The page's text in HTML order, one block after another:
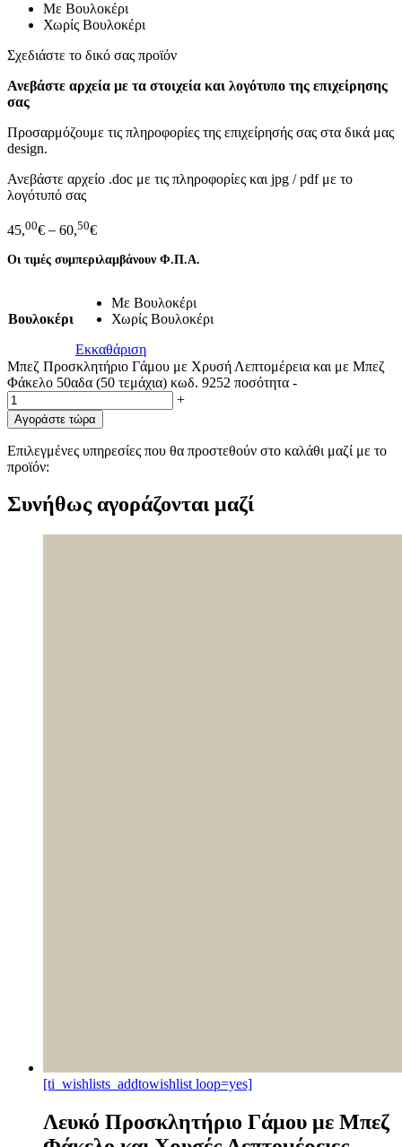
Με Βουλοκέρι
Χωρίς Βουλοκέρι
Σχεδιάστε το δικό σας προϊόν
Ανεβάστε αρχεία με τα στοιχεία και λογότυπο της επιχείρησης
σας
Προσαρμόζουμε τις πληροφορίες της επιχείρησής σας στα δικά μας
design.
Ανεβάστε αρχείο .doc με τις πληροφορίες και jpg / pdf με το
λογότυπό σας
45,00€ – 60,50€
Οι τιμές συμπεριλαμβάνουν Φ.Π.Α.
Βουλοκέρι
Με Βουλοκέρι
Χωρίς Βουλοκέρι
Εκκαθάριση
Μπεζ Προσκλητήριο Γάμου με Χρυσή Λεπτομέρεια και με Μπεζ
Φάκελο 50αδα (50 τεμάχια) κωδ. 9252 ποσότητα -
+
Αγοράστε τώρα
Επιλεγμένες υπηρεσίες που θα προστεθούν στο καλάθι μαζί με το
προϊόν:
Συνήθως αγοράζονται μαζί
[ti_wishlists_addtowishlist loop=yes]
Λευκό Προσκλητήριο Γάμου με Μπεζ